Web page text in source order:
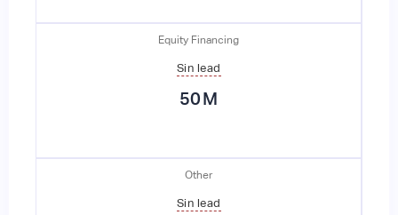
Equity Financing
Sin lead
50M
Other
Sin lead